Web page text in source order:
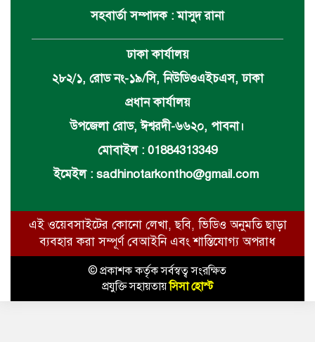
সহবার্তা সম্পাদক : মাসুদ রানা
ঢাকা কার্যালয়
২৮২/১, রোড নং-১৯/সি, নিউডিওএইচএস, ঢাকা
প্রধান কার্যালয়
উপজেলা রোড, ঈশ্বরদী-৬৬২০, পাবনা।
মোবাইল : 01884313349
ইমেইল : sadhinotarkontho@gmail.com
এই ওয়েবসাইটের কোনো লেখা, ছবি, ভিডিও অনুমতি ছাড়া
ব্যবহার করা সম্পূর্ণ বেআইনি এবং শাস্তিযোগ্য অপরাধ
© প্রকাশক কর্তৃক সর্বস্বত্ব সংরক্ষিত
প্রযুক্তি সহায়তায়সিসা হোস্ট